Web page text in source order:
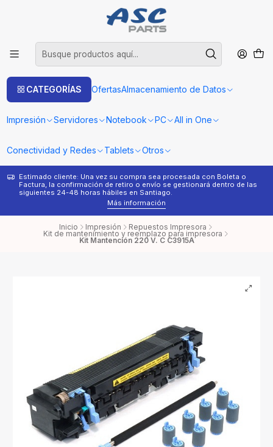
CATEGORÍAS OfertasAlmacenamiento de Datos
Impresión Servidores Notebook PC All in One
Conectividad y Redes Tablets Otros
Estimado cliente: Una vez su compra sea procesada con Boleta o
Factura, la confirmación de retiro o envío se gestionará dentro de las
siguientes 24-48 horas hábiles en Santiago.
Más información
Inicio Impresión Repuestos Impresora
Kit de mantenimiento y reemplazo para impresora
Kit Mantención 220 V. C C3915A